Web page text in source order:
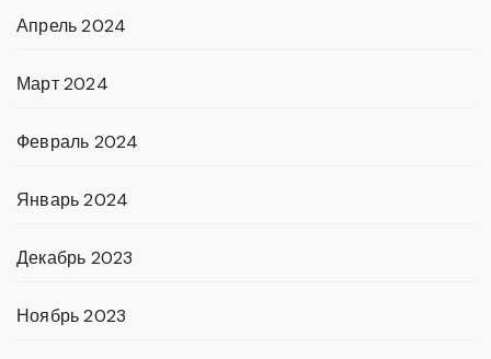
Апрель 2024
Март 2024
Февраль 2024
Январь 2024
Декабрь 2023
Ноябрь 2023